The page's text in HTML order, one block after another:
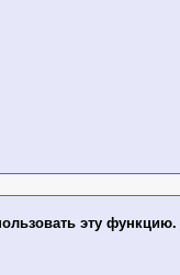
эту функцию.